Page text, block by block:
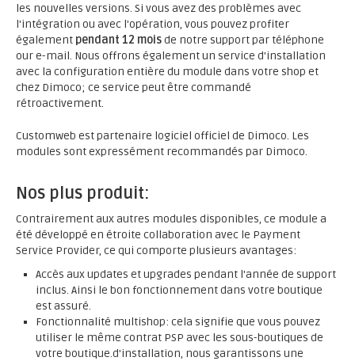
les nouvelles versions. Si vous avez des problèmes avec
l'intégration ou avec l'opération, vous pouvez profiter
également pendant 12 moisde notre support par téléphone
our e-mail. Nous offrons également un service d'installation
avec la configuration entière du module dans votre shop et
chez Dimoco; ce service peut être commandé
rétroactivement.
Customweb est partenaire logiciel officiel de Dimoco. Les
modules sont expressément recommandés par Dimoco.
Nos plus produit:
Contrairement aux autres modules disponibles, ce module a
été développé en étroite collaboration avec le Payment
Service Provider, ce qui comporte plusieurs avantages:
Accès aux updates et upgrades pendant l'année de support
inclus. Ainsi le bon fonctionnement dans votre boutique
est assuré.
Fonctionnalité multishop: cela signifie que vous pouvez
utiliser le même contrat PSP avec les sous-boutiques de
votre boutique.d'installation, nous garantissons une